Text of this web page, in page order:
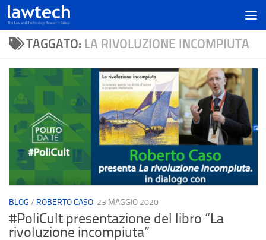
TAGGATO: LA RIVOLUZIONE INCOMPIUTA
BLOG / ROBERTO CASO 23 MAGGIO 2020
#PoliCult presentazione del libro “La
rivoluzione incompiuta”